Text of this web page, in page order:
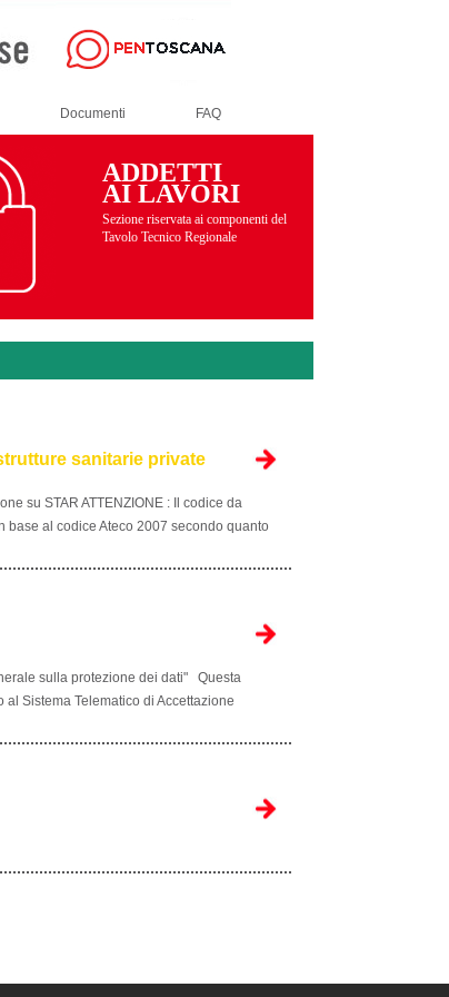
Documenti FAQ
ADDETTI
AI LAVORI
Sezione riservata ai componenti del
Tavolo Tecnico Regionale
sanitarie private
su STAR ATTENZIONE : Il codice da
base al codice Ateco 2007 secondo quanto
sulla protezione dei dati" Questa
Sistema Telematico di Accettazione